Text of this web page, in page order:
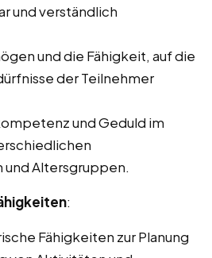
und verständlich
und die Fähigkeit, auf die
der Teilnehmer
und Geduld im
Altersgruppen.
:
Fähigkeiten zur Planung